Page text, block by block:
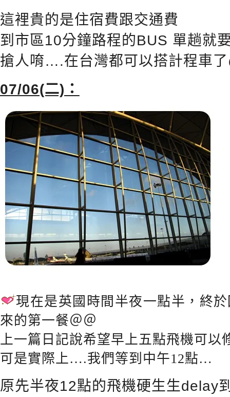
這裡貴的是住宿費跟交通費
到市區10分鐘路程的BUS 單趟就
搶人唷….在台灣都可以搭計程車
07/06(二)：
現在是英國時間半夜一點半，終
來的第一餐＠＠
上一篇日記說希望早上五點飛機可
可是實際上….我們等到中午12點…
原先半夜12點的飛機硬生生delay